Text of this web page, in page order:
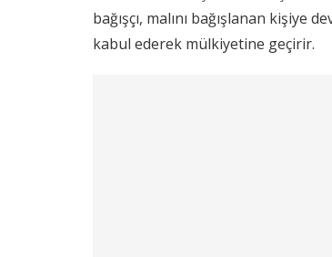
bağışçı, malını bağışlanan kişiye
kabul ederek mülkiyetine geçirir.